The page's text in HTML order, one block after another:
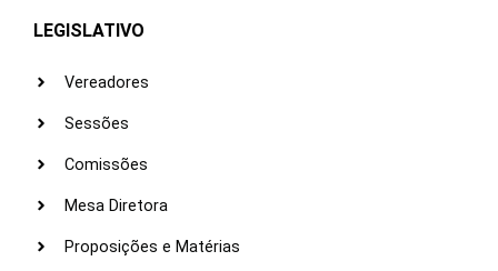
LEGISLATIVO
Vereadores
Sessões
Comissões
Mesa Diretora
Proposições e Matérias